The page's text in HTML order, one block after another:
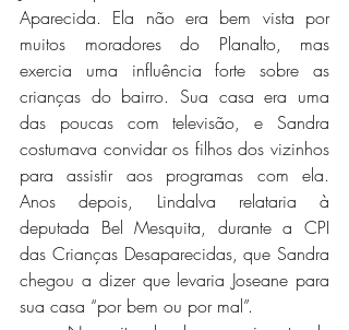
Aparecida. Ela não era bem vista por
muitos moradores do Planalto, mas
exercia uma influência forte sobre as
crianças do bairro. Sua casa era uma
das poucas com televisão, e Sandra
costumava convidar os filhos dos vizinhos
para assistir aos programas com ela.
Anos depois, Lindalva relataria à
deputada Bel Mesquita, durante a CPI
das Crianças Desaparecidas, que Sandra
chegou a dizer que levaria Joseane para
sua casa “por bem ou por mal”.